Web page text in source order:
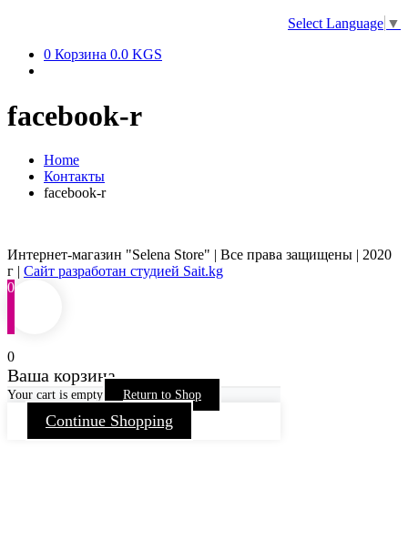
Select Language ▼
0 Корзина 0.0 KGS
facebook-r
Home
Контакты
facebook-r
Интернет-магазин "Selena Store" | Все права защищены | 2020
г | Сайт разработан студией Sait.kg
0
0
Ваша корзина
Your cart is empty Return to Shop
Continue Shopping